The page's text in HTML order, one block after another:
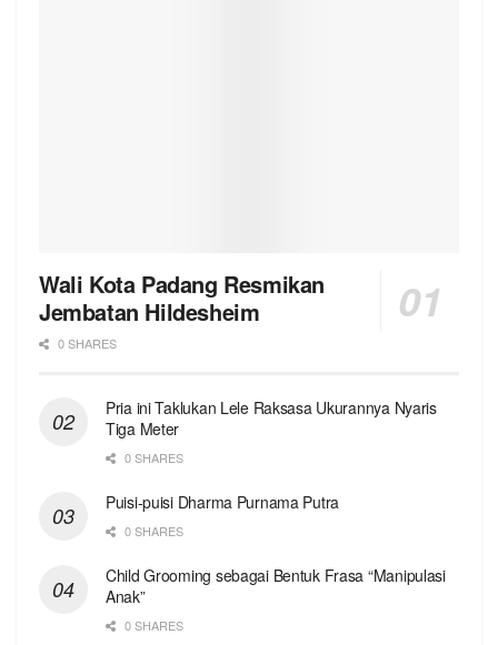
Wali Kota Padang Resmikan
Jembatan Hildesheim
0 SHARES
Pria ini Taklukan Lele Raksasa Ukurannya Nyaris
Tiga Meter
0 SHARES
Puisi-puisi Dharma Purnama Putra
0 SHARES
Child Grooming sebagai Bentuk Frasa “Manipulasi
Anak”
0 SHARES